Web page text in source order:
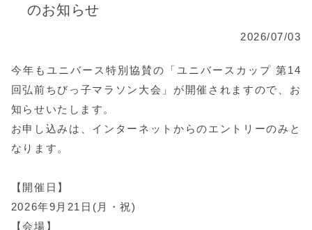
のお知らせ
2026/07/03
今年もユニバース特別協賛の「ユニバースカップ 第14
回弘前ちびっ子マラソン大会」が開催されますので、お
知らせいたします。
お申し込みは、インターネットからのエントリーのみと
なります。
【開催日】
2026年9月21日(月・祝)
【会場】